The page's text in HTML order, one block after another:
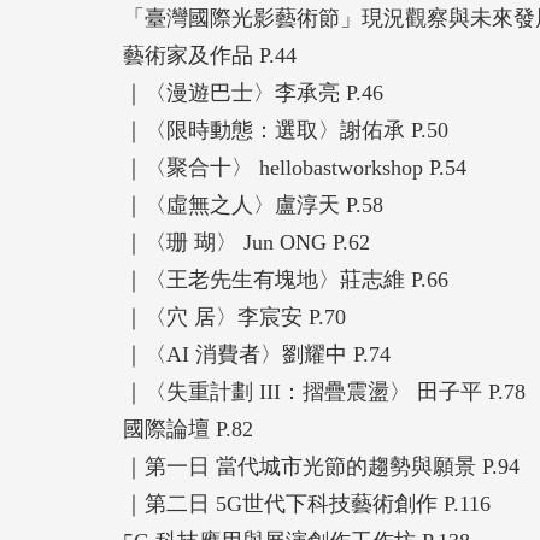
「臺灣國際光影藝術節」現況觀察與未來
藝術家及作品 P.44
｜〈漫遊巴士〉李承亮 P.46
｜〈限時動態：選取〉謝佑承 P.50
｜〈聚合十〉 hellobastworkshop P.54
｜〈虛無之人〉盧淳天 P.58
｜〈珊 瑚〉 Jun ONG P.62
｜〈王老先生有塊地〉莊志維 P.66
｜〈穴 居〉李宸安 P.70
｜〈AI 消費者〉劉耀中 P.74
｜〈失重計劃 III：摺疊震盪〉 田子平 P.78
國際論壇 P.82
｜第一日 當代城市光節的趨勢與願景 P.94
｜第二日 5G世代下科技藝術創作 P.116